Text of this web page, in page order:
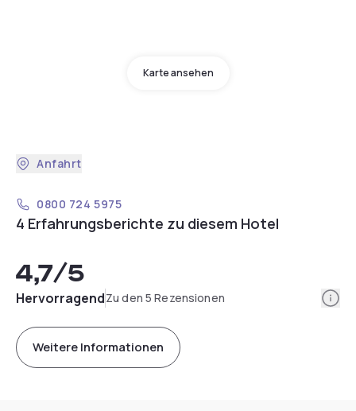
Karte ansehen
Anfahrt
0800 724 5975
4 Erfahrungsberichte zu diesem Hotel
4,7/5
HervorragendZu den 5 Rezensionen
Weitere Informationen